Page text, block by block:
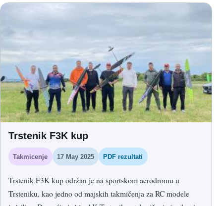
Trstenik F3K kup
Takmicenje 17 May 2025 PDF rezultati
Trstenik F3K kup održan je na sportskom aerodromu u
Trsteniku, kao jedno od majskih takmičenja za RC modele